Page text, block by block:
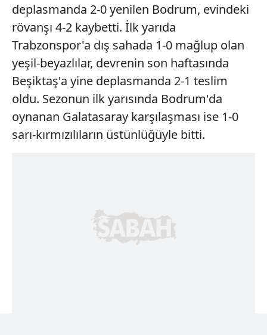
deplasmanda 2-0 yenilen Bodrum, evindeki
rövanşı 4-2 kaybetti. İlk yarıda
Trabzonspor'a dış sahada 1-0 mağlup olan
yeşil-beyazlılar, devrenin son haftasında
Beşiktaş'a yine deplasmanda 2-1 teslim
oldu. Sezonun ilk yarısında Bodrum'da
oynanan Galatasaray karşılaşması ise 1-0
sarı-kırmızılıların üstünlüğüyle bitti.